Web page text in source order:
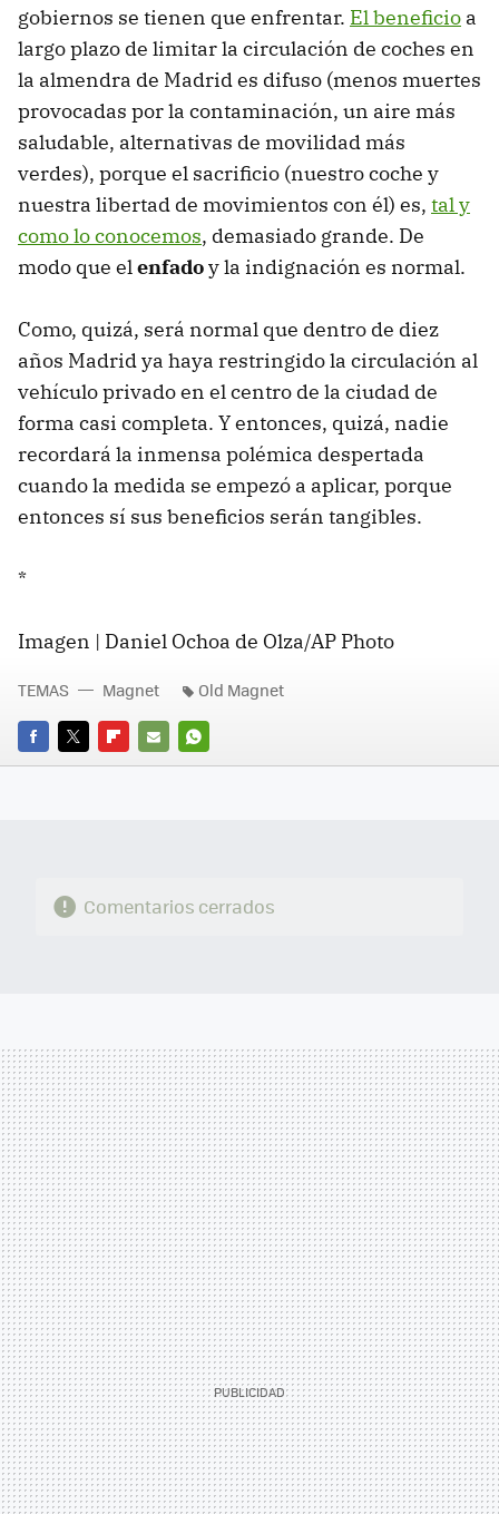
gobiernos se tienen que enfrentar. El beneficio a
largo plazo de limitar la circulación de coches en
la almendra de Madrid es difuso (menos muertes
provocadas por la contaminación, un aire más
saludable, alternativas de movilidad más
verdes), porque el sacrificio (nuestro coche y
nuestra libertad de movimientos con él) es, tal y
como lo conocemos, demasiado grande. De
modo que elenfadoy la indignación es normal.
Como, quizá, será normal que dentro de diez
años Madrid ya haya restringido la circulación al
vehículo privado en el centro de la ciudad de
forma casi completa. Y entonces, quizá, nadie
recordará la inmensa polémica despertada
cuando la medida se empezó a aplicar, porque
entonces sí sus beneficios serán tangibles.
*
Imagen | Daniel Ochoa de Olza/AP Photo
FACEBOOK
TWITTERFLIPBOARD
E-
WHATSAPP
TEMAS Magnet Old Magnet
Comentarios cerrados